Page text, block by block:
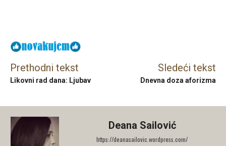
Prethodni tekst
Likovni rad dana: Ljubav
Sledeći tekst
Dnevna doza aforizma
Deana Sailović
https://deanasailovic.wordpress.com/